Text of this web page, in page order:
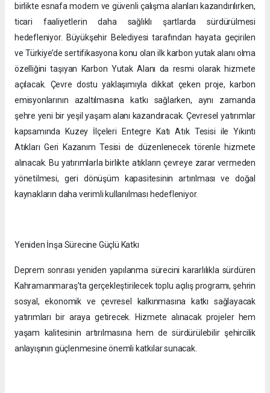
birlikte esnafa modern ve güvenli çalışma alanları kazandırılırken,
ticari faaliyetlerin daha sağlıklı şartlarda sürdürülmesi
hedefleniyor. Büyükşehir Belediyesi tarafından hayata geçirilen
ve Türkiye’de sertifikasyona konu olan ilk karbon yutak alanı olma
özelliğini taşıyan Karbon Yutak Alanı da resmi olarak hizmete
açılacak. Çevre dostu yaklaşımıyla dikkat çeken proje, karbon
emisyonlarının azaltılmasına katkı sağlarken, aynı zamanda
şehre yeni bir yeşil yaşam alanı kazandıracak. Çevresel yatırımlar
kapsamında Kuzey İlçeleri Entegre Katı Atık Tesisi ile Yıkıntı
Atıkları Geri Kazanım Tesisi de düzenlenecek törenle hizmete
alınacak. Bu yatırımlarla birlikte atıkların çevreye zarar vermeden
yönetilmesi, geri dönüşüm kapasitesinin artırılması ve doğal
kaynakların daha verimli kullanılması hedefleniyor.
Yeniden İnşa Sürecine Güçlü Katkı
Deprem sonrası yeniden yapılanma sürecini kararlılıkla sürdüren
Kahramanmaraş’ta gerçekleştirilecek toplu açılış programı, şehrin
sosyal, ekonomik ve çevresel kalkınmasına katkı sağlayacak
yatırımları bir araya getirecek. Hizmete alınacak projeler hem
yaşam kalitesinin artırılmasına hem de sürdürülebilir şehircilik
anlayışının güçlenmesine önemli katkılar sunacak.